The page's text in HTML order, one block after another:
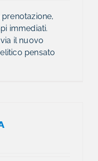
prenotazione,
immediati.
il nuovo
pensato